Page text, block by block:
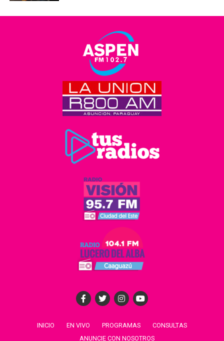
INICIO EN VIVO PROGRAMAS
CONSULTAS
ANUNCIE CON NOSOTROS